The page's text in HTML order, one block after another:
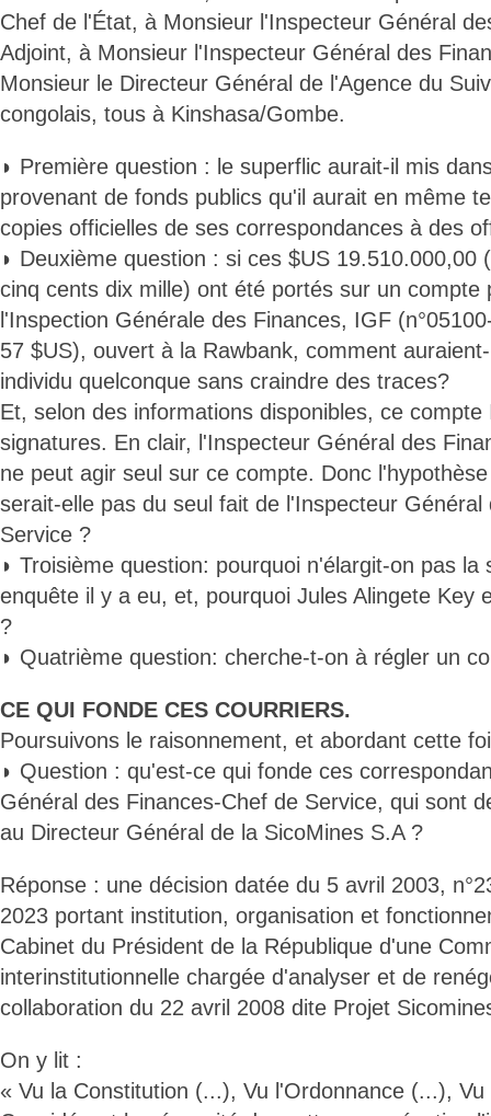
Chef de l'État, à Monsieur l'Inspecteur Général
Adjoint, à Monsieur l'Inspecteur Général des
Monsieur le Directeur Général de l'Agence du
congolais, tous à Kinshasa/Gombe.
◗ Première question : le superflic aurait-il mis
provenant de fonds publics qu'il aurait en même
copies officielles de ses correspondances à des
◗ Deuxième question : si ces $US 19.510.000,00
cinq cents dix mille) ont été portés sur un compte
l'Inspection Générale des Finances, IGF
57 $US), ouvert à la Rawbank, comment
individu quelconque sans craindre des traces?
Et, selon des informations disponibles, ce
signatures. En clair, l'Inspecteur Général des
ne peut agir seul sur ce compte. Donc
serait-elle pas du seul fait de l'Inspecteur Général
Service ?
◗ Troisième question: pourquoi n'élargit-on pas la
enquête il y a eu, et, pourquoi Jules Alingete Key
?
◗ Quatrième question: cherche-t-on à régler un
CE QUI FONDE CES COURRIERS.
Poursuivons le raisonnement, et abordant cette
◗ Question : qu'est-ce qui fonde ces
Général des Finances-Chef de Service, qui sont
au Directeur Général de la SicoMines S.A ?
Réponse : une décision datée du 5 avril 2003,
2023 portant institution, organisation et
Cabinet du Président de la République d'une
interinstitutionnelle chargée d'analyser et de
collaboration du 22 avril 2008 dite Projet
On y lit :
« Vu la Constitution (...), Vu l'Ordonnance (...),